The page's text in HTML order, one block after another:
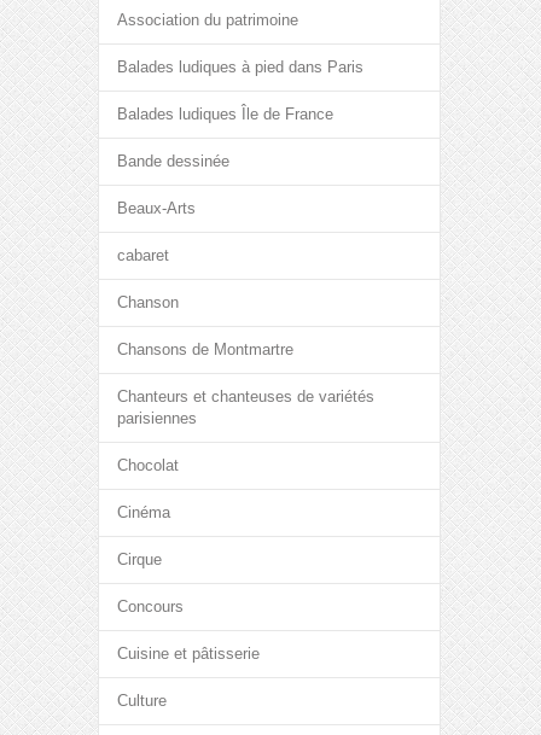
Association du patrimoine
Balades ludiques à pied dans Paris
Balades ludiques Île de France
Bande dessinée
Beaux-Arts
cabaret
Chanson
Chansons de Montmartre
Chanteurs et chanteuses de variétés
parisiennes
Chocolat
Cinéma
Cirque
Concours
Cuisine et pâtisserie
Culture